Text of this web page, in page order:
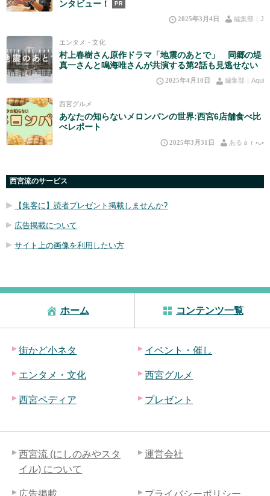
ンタビュー！
PR
2025年3月4日 編集部｜J
エンタメ・文化
村上春樹さん原作ドラマ「地震のあとで」 同郷の堤
真一さんと鳴海唯さんが共演する第2話も見逃せない
2025年4月10日 編集部｜Aqui
西宮グルメ
あなたの知らないメロンパンの世界:西宮6店舗食べ比
べレポート
2025年3月31日 あるａｒ•⁠ᴗ⁠•⁠
西宮流のサービス
【集客に】読者プレゼント掲載しませんか?
広告掲載について
サイト上の画像を利用したい方
ホーム コンテンツ一覧
街かど小ネタ イベント・催し
エンタメ・文化 西宮グルメ
西宮ペディア プレゼント
西宮流 (にしのみやスタ
イル) について
運営会社
広告掲載 プライバシーポリシー